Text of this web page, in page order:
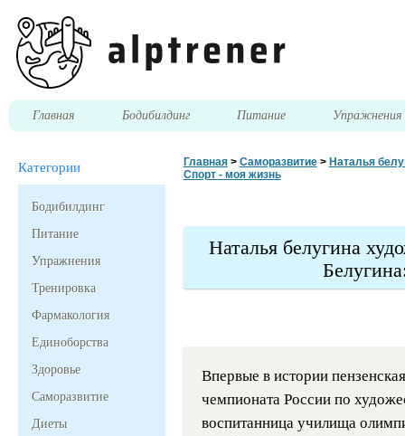
Главная Бодибилдинг Питание Упражнения
Категории
Бодибилдинг
Питание
Упражнения
Тренировка
Фармакология
Единоборства
Здоровье
Саморазвитие
Диеты
Главная> Саморазвитие> Наталья
Спорт - моя жизнь
Наталья белугина
Впервые в истории
чемпионата России по
воспитанница училища